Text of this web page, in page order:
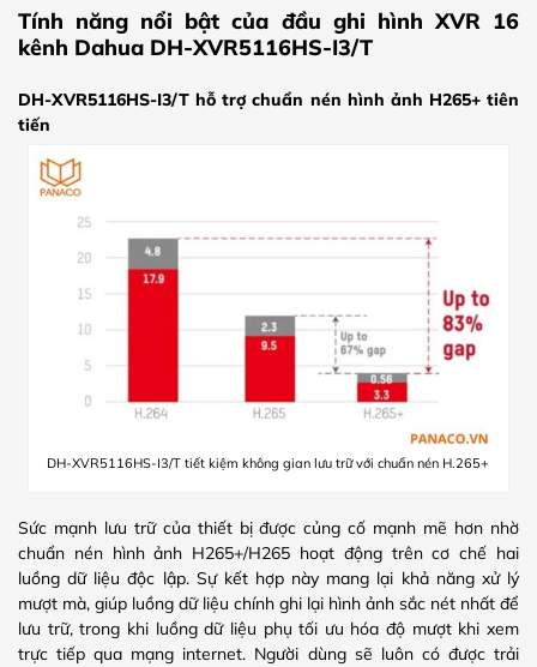
Tính năng nổi bật của đầu ghi hình XVR 16
kênh Dahua DH-XVR5116HS-I3/T
DH-XVR5116HS-I3/T hỗ trợ chuẩn nén hình ảnh H265+ tiên
tiến
DH-XVR5116HS-I3/T tiết kiệm không gian lưu trữ với chuẩn nén H.265+
Sức mạnh lưu trữ của thiết bị được củng cố mạnh mẽ hơn nhờ
chuẩn nén hình ảnh H265+/H265 hoạt động trên cơ chế hai
luồng dữ liệu độc lập. Sự kết hợp này mang lại khả năng xử lý
mượt mà, giúp luồng dữ liệu chính ghi lại hình ảnh sắc nét nhất để
lưu trữ, trong khi luồng dữ liệu phụ tối ưu hóa độ mượt khi xem
trực tiếp qua mạng internet. Người dùng sẽ luôn có được trải